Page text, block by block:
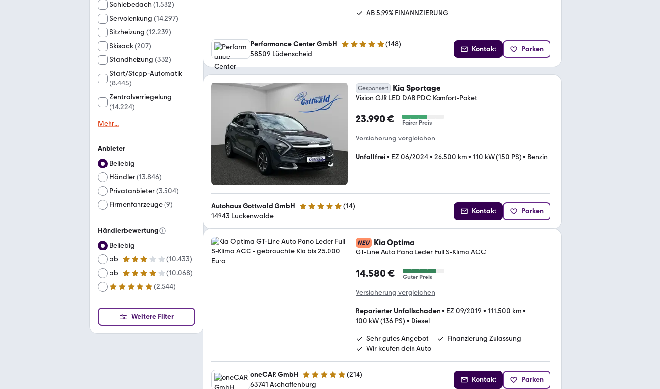
Schiebedach (1.582)
Servolenkung (14.297)
Sitzheizung (12.239)
Skisack(207)
Standheizung (332)
Start/Stopp-Automatik
(8.445)
Zentralverriegelung
(14.224)
Mehr...
Anbieter
Beliebig
Händler(13.846)
Privatanbieter(3.504)
Firmenfahrzeuge(9)
Händlerbewertung
Beliebig
ab
3 Sterne (10.433)
ab
4 Sterne (10.068)
ab
5 Sterne (2.544)
Weitere Filter
AB 5,99% FINANNZIERUNG
Performance Center GmbH 4.9 Sterne (148)
58509 Lüdenscheid
Kontakt Parken
Gesponsert Kia Sportage
Vision GJR LED DAB PDC Komfort-Paket
23.990 € Fairer Preis
Versicherung vergleichen
Unfallfrei • EZ 06/2024• 26.500 km • 110 kW (150 PS) • Benzin
Autohaus Gottwald GmbH 5 Sterne (14)
14943 Luckenwalde
Kontakt Parken
NEU Kia Optima
GT-Line Auto Pano Leder Full S-Klima ACC
14.580 € Guter Preis
Versicherung vergleichen
Reparierter Unfallschaden• EZ 09/2019 • 111.500 km •
100 kW (136 PS) • Diesel
Sehr gutes Angebot
Finanzierung Zulassung
Wir kaufen dein Auto
oneCAR GmbH 4.8 Sterne (214)
63741 Aschaffenburg
Kontakt Parken